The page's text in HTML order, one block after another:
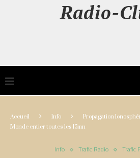
Radio-
Accueil Info Propagation
Monde entier toutes les 15mn
Info Trafic Radio Trafic